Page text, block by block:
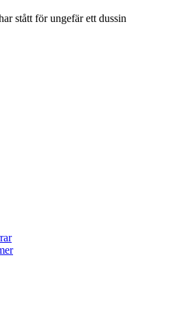
stått för ungefär ett dussin